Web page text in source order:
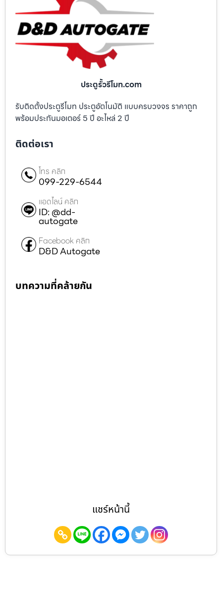
ประตูรั้วรีโมท.com
รับติดตั้งประตูรีโมท ประตูอัตโนมัติ แบบครบวงจร ราคาถูก
พร้อมประกันมอเตอร์ 5 ปี อะไหล่ 2 ปี
ติดต่อเรา
โทร คลิก
099-229-6544
แอดไลน์ คลิก
ID: @dd-
autogate
Facebook คลิก
D&D Autogate
บทความที่คล้ายกัน
แชร์หน้านี้